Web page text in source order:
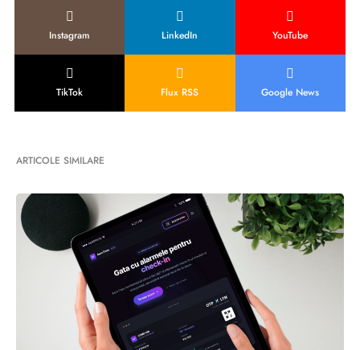
Instagram LinkedIn YouTube
TikTok Flux RSS Google News
ARTICOLE SIMILARE